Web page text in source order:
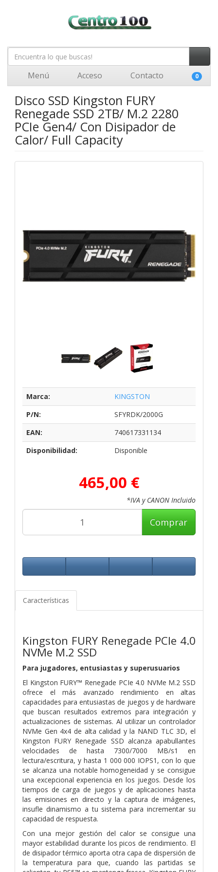
Menú Acceso Contacto 0
Disco SSD Kingston FURY
Renegade SSD 2TB/ M.2 2280
PCIe Gen4/ Con Disipador de
Calor/ Full Capacity
Marca:
KINGSTON
P/N:
SFYRDK/2000G
EAN:
740617331134
Disponibilidad:
Disponible
465,00 €
*IVA y CANON Incluido
Comprar
Características
Kingston FURY Renegade PCIe 4.0
NVMe M.2 SSD
Para jugadores, entusiastas y superusuarios
El Kingston FURY™ Renegade PCIe 4.0 NVMe M.2 SSD
ofrece el más avanzado rendimiento en altas
capacidades para entusiastas de juegos y de hardware
que buscan resultados extremos para integración y
actualizaciones de sistemas. Al utilizar un controlador
NVMe Gen 4x4 de alta calidad y la NAND TLC 3D, el
Kingston FURY Renegade SSD alcanza apabullantes
velocidades de hasta 7300/7000 MB/s1 en
lectura/escritura, y hasta 1 000 000 IOPS1, con lo que
se alcanza una notable homogeneidad y se consigue
una excepcional experiencia en los juegos. Desde los
tiempos de carga de juegos y de aplicaciones hasta
las emisiones en directo y la captura de imágenes,
insufle dinamismo a tu sistema para incrementar su
capacidad de respuesta.
Con una mejor gestión del calor se consigue una
mayor estabilidad durante los picos de rendimiento. El
de disipador térmico aporta otra capa de dispersión de
la temperatura para que, cuando las partidas se